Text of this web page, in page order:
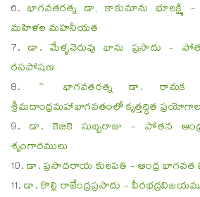
భాగవతరత్న డా, కాకుమాను
మహిళల మహనీయత
డా. మేళ్ళచెరువు భాను ప్రసాదు -
రసపోషణ
^ భాగవతరత్న డా. రామక
శ్రీమదాంధ్రమహాభాగవతంలో కృత్తద్ధిత
డా. కెబికె సుబ్బరాజు - పోతన
శృంగారములు
డా. ప్రసాదరాయ కులపతి - ఆంధ్ర భాగవత
డా. కొల్లి రాజేంద్రప్రసాదు -